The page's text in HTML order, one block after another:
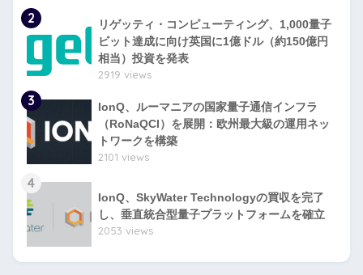
2
リゲッティ・コンピューティング、1,000量子
ビット達成に向け英国に1億ドル（約150億円
相当）投資を発表
2919 views
3
IonQ、ルーマニアの国家量子通信インフラ
（RoNaQCI）を展開：欧州最大級の運用ネッ
トワークを構築
2101 views
4
IonQ、SkyWater Technologyの買収を完了
し、垂直統合型量子プラットフォームを確立
2053 views